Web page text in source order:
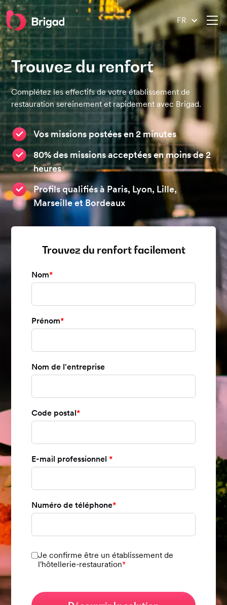
FR
Trouvez du renfort
Complétez les effectifs de votre établissement de
restauration sereinement et rapidement avec Brigad.
Vos missions postées en 2 minutes
80% des missions acceptées en moins de 2
heures
Profils qualifiés à Paris, Lyon, Lille,
Marseille et Bordeaux
Trouvez du renfort facilement
Nom*
Prénom*
Nom de l'entreprise
Code postal*
E-mail professionnel*
Numéro de téléphone*
Je confirme être un établissement de
l'hôtellerie-restauration*